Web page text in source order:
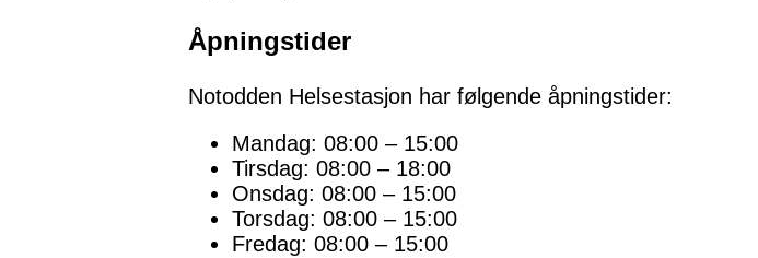
Åpningstider
Notodden Helsestasjon har følgende åpningstider:
Mandag: 08:00 – 15:00
Tirsdag: 08:00 – 18:00
Onsdag: 08:00 – 15:00
Torsdag: 08:00 – 15:00
Fredag: 08:00 – 15:00